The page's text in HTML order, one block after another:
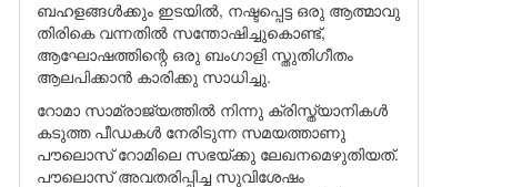
ബഹളങ്ങൾക്കും ഇടയിൽ, നഷ്ടപ്പെട്ട ഒരു ആത്മാവു
തിരികെ വന്നതിൽ സന്തോഷിച്ചുകൊണ്ട്,
ആഘോഷത്തിന്റെ ഒരു ബംഗാളി സ്തുതിഗീതം
ആലപിക്കാൻ കാരിക്കു സാധിച്ചു.
റോമാ സാമ്രാജ്യത്തിൽ നിന്നു ക്രിസ്ത്യാനികൾ
കടുത്ത പീഡകൾ നേരിടുന്ന സമയത്താണു
പൗലൊസ് റോമിലെ സഭയ്ക്കു ലേഖനമെഴുതിയത്.
പൗലൊസ് അവതരിപ്പിച്ച സുവിശേഷം